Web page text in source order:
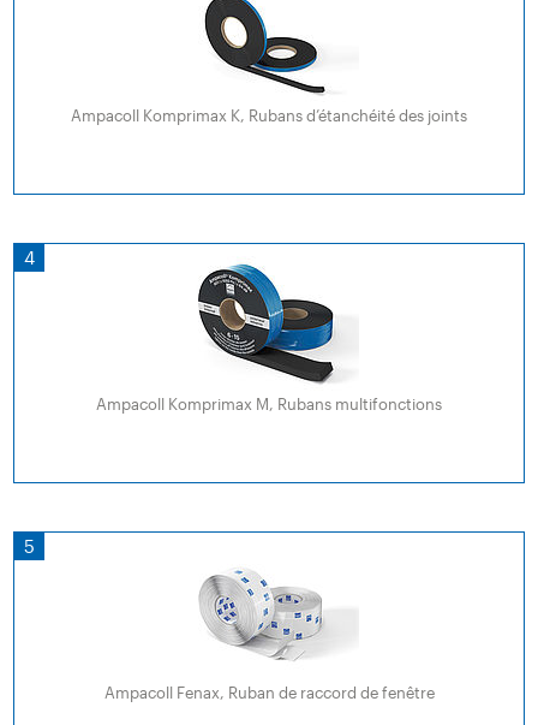
Ampacoll Komprimax K, Rubans d’étanchéité des joints
4
Ampacoll Komprimax M, Rubans multifonctions
5
Ampacoll Fenax, Ruban de raccord de fenêtre